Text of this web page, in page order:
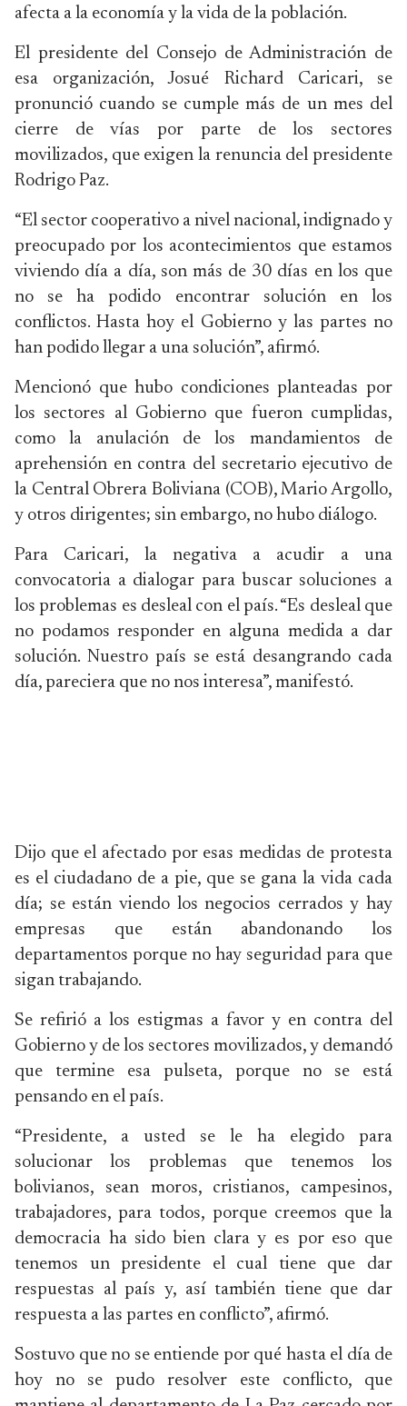
afecta a la economía y la vida de la población.
El presidente del Consejo de Administración de
esa organización, Josué Richard Caricari, se
pronunció cuando se cumple más de un mes del
cierre de vías por parte de los sectores
movilizados, que exigen la renuncia del presidente
Rodrigo Paz.
“El sector cooperativo a nivel nacional, indignado y
preocupado por los acontecimientos que estamos
viviendo día a día, son más de 30 días en los que
no se ha podido encontrar solución en los
conflictos. Hasta hoy el Gobierno y las partes no
han podido llegar a una solución”, afirmó.
Mencionó que hubo condiciones planteadas por
los sectores al Gobierno que fueron cumplidas,
como la anulación de los mandamientos de
aprehensión en contra del secretario ejecutivo de
la Central Obrera Boliviana (COB), Mario Argollo,
y otros dirigentes; sin embargo, no hubo diálogo.
Para Caricari, la negativa a acudir a una
convocatoria a dialogar para buscar soluciones a
los problemas es desleal con el país. “Es desleal que
no podamos responder en alguna medida a dar
solución. Nuestro país se está desangrando cada
día, pareciera que no nos interesa”, manifestó.
Dijo que el afectado por esas medidas de protesta
es el ciudadano de a pie, que se gana la vida cada
día; se están viendo los negocios cerrados y hay
empresas que están abandonando los
departamentos porque no hay seguridad para que
sigan trabajando.
Se refirió a los estigmas a favor y en contra del
Gobierno y de los sectores movilizados, y demandó
que termine esa pulseta, porque no se está
pensando en el país.
“Presidente, a usted se le ha elegido para
solucionar los problemas que tenemos los
bolivianos, sean moros, cristianos, campesinos,
trabajadores, para todos, porque creemos que la
democracia ha sido bien clara y es por eso que
tenemos un presidente el cual tiene que dar
respuestas al país y, así también tiene que dar
respuesta a las partes en conflicto”, afirmó.
Sostuvo que no se entiende por qué hasta el día de
hoy no se pudo resolver este conflicto, que